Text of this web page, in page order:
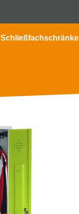
Schließfachschränke